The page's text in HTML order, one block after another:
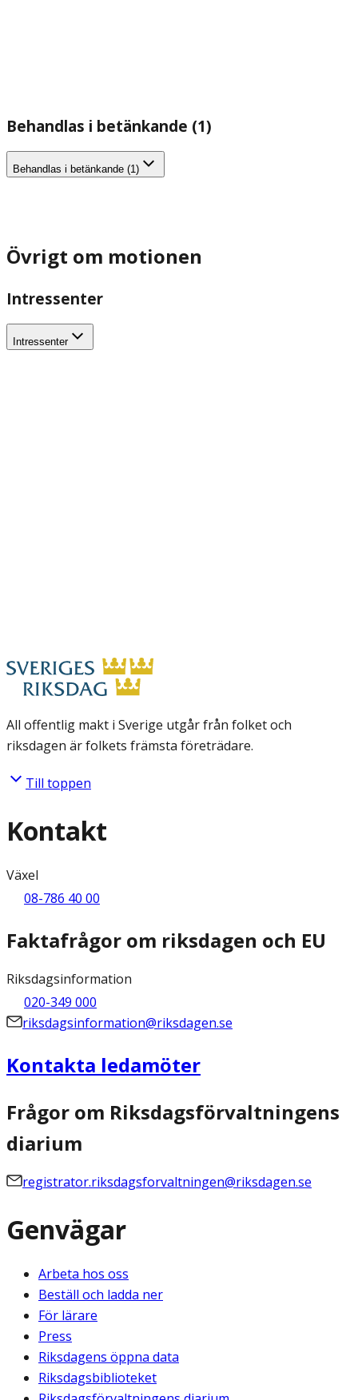
Behandlas i betänkande (1)
Behandlas i betänkande (1)
Övrigt om motionen
Intressenter
Intressenter
All offentlig makt i Sverige utgår från folket och
riksdagen är folkets främsta företrädare.
Till toppen
Kontakt
Växel
08-786 40 00
Faktafrågor om riksdagen och EU
Riksdagsinformation
020-349 000
riksdagsinformation@riksdagen.se
Kontakta ledamöter
Frågor om Riksdagsförvaltningens
diarium
registrator.riksdagsforvaltningen@riksdagen.se
Genvägar
Arbeta hos oss
Beställ och ladda ner
För lärare
Press
Riksdagens öppna data
Riksdagsbiblioteket